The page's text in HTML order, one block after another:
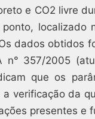
e CO2 livre
localizado
dados obtidos
n° 357/2005
que os
verificação da
presentes e